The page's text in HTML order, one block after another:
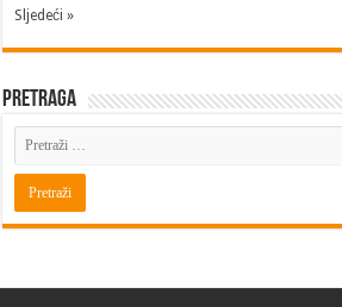
Sljedeći »
Pretraga